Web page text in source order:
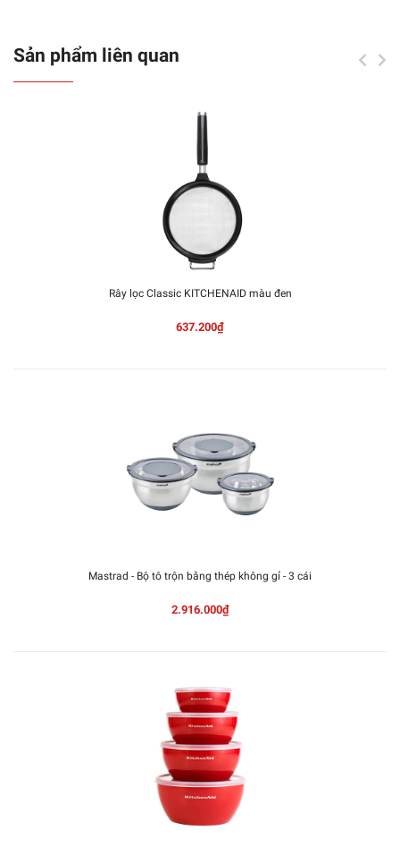
Sản phẩm liên quan
Rây lọc Classic KITCHENAID màu đen
637.200₫
Mastrad - Bộ tô trộn bằng thép không gỉ - 3 cái
2.916.000₫